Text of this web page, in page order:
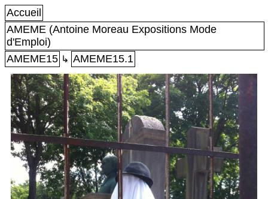
Accueil
AMEME (Antoine Moreau Expositions Mode
d'Emploi)
AMEME15 ↳ AMEME15.1